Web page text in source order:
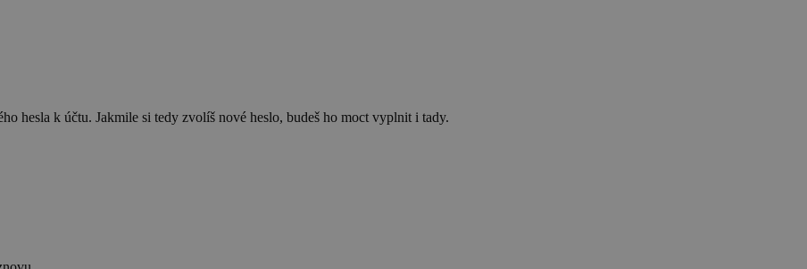
hesla k účtu. Jakmile si tedy zvolíš nové heslo, budeš ho moct vyplnit i tady.